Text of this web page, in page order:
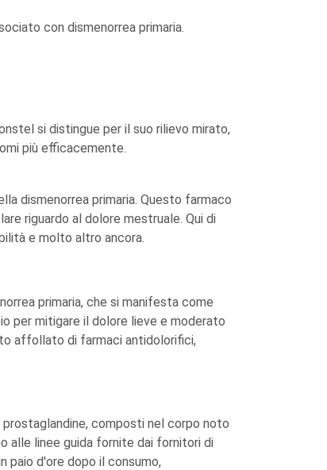
con dismenorrea primaria.
si distingue per il suo rilievo mirato,
più efficacemente.
dismenorrea primaria. Questo farmaco
riguardo al dolore mestruale. Qui di
e molto altro ancora.
primaria, che si manifesta come
per mitigare il dolore lieve e moderato
affollato di farmaci antidolorifici,
composti nel corpo noto
alle linee guida fornite dai fornitori di
paio d'ore dopo il consumo,